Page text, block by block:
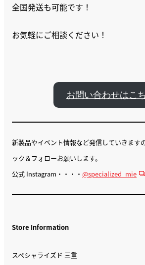
全国発送も可能です！
お気軽にご相談ください！
お問い合わせはこ
新製品やイベント情報など発信していきます
ック＆フォローお願いします。
公式 Instagram・・・・ @specialized_mie
Store Information
スペシャライズド 三重